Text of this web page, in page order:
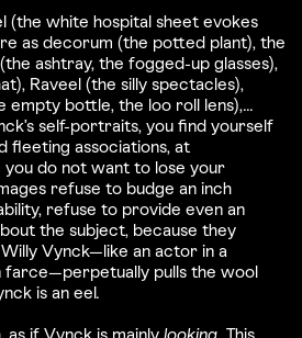
(the white hospital sheet evokes
as decorum (the potted plant), the
ashtray, the fogged-up glasses),
Raveel (the silly spectacles),
empty bottle, the loo roll lens),...
self-portraits, you find yourself
fleeting associations, at
you do not want to lose your
refuse to budge an inch
refuse to provide even an
the subject, because they
Vynck—like an actor in a
farce—perpetually pulls the wool
is an eel.